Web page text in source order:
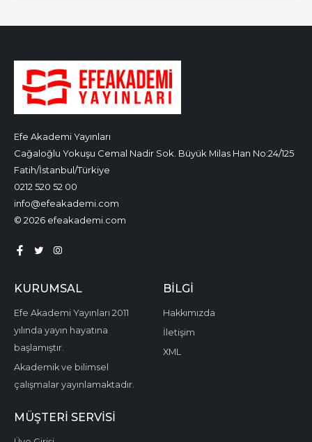
Efe Akademi Yayınları
Cağaloğlu Yokuşu Cemal Nadir Sok. Büyük Milas Han No:24/125
Fatih/İstanbul/Türkiye
0212 520 52 00
info@efeakademi.com
© 2026 efeakademi.com
KURUMSAL
Efe Akademi Yayınları 2011
yılında yayın hayatına
başlamıştır.
Akademik ve bilimsel
çalışmalar yayınlamaktadır.
BILGI
Hakkımızda
İletişim
XML
MÜŞTERI SERVISI